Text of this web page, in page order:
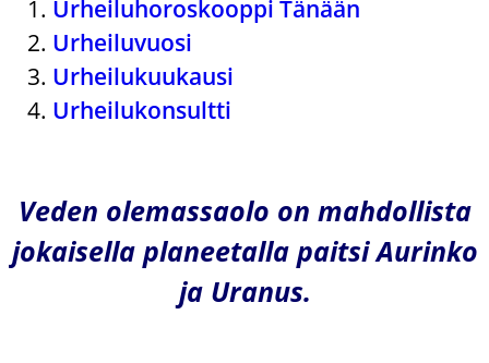
Urheiluhoroskooppi Tänään
Urheiluvuosi
Urheilukuukausi
Urheilukonsultti
Veden olemassaolo on mahdollista
jokaisella planeetalla paitsi Aurinko
ja Uranus.